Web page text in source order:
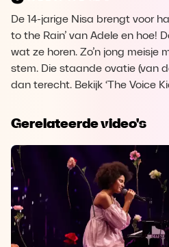
De 14-jarige Nisa brengt voor
to the Rain’ van Adele en hoe!
wat ze horen. Zo’n jong meisje
stem. Die staande ovatie (van
dan terecht. Bekijk ‘The Voice
Gerelateerde video's